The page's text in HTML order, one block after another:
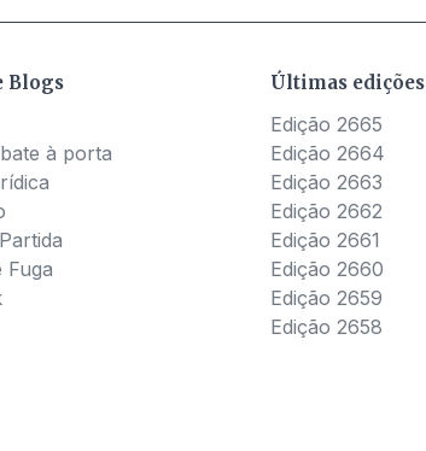
Blogs
à porta
Fuga
Últimas edições
Edição 2665
Edição 2664
Edição 2663
Edição 2662
Edição 2661
Edição 2660
Edição 2659
Edição 2658